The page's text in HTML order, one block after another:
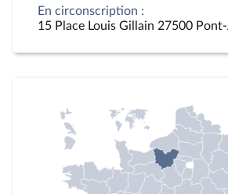
En circonscription :
15 Place Louis Gillain 27500